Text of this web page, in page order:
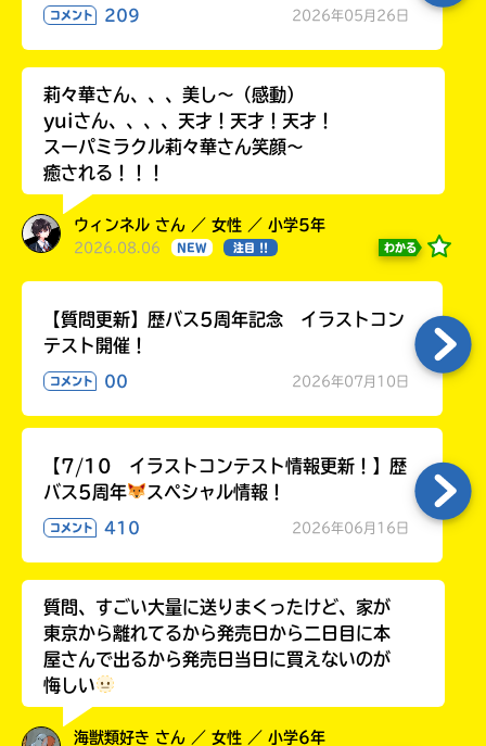
コメント 209 2026年05月26日
莉々華さん、、、美し〜（感動）
yuiさん、、、、天才！天才！天才！
スーパミラクル莉々華さん笑顔〜
癒される！！！
ウィンネル さん ／ 女性 ／ 小学5年
2026.08.06 NEW 注目 !! わかる
【質問更新】歴バス5周年記念 イラストコン
テスト開催！
コメント 00 2026年07月10日
【7/10 イラストコンテスト情報更新！】歴
バス5周年
スペシャル情報！
コメント 410 2026年06月16日
質問、すごい大量に送りまくったけど、家が
東京から離れてるから発売日から二日目に本
屋さんで出るから発売日当日に買えないのが
悔しい
海獣類好き さん ／ 女性 ／ 小学6年
み
て
ね
る